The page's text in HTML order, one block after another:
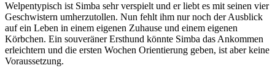
Welpentypisch ist Simba sehr verspielt und er liebt es mit seinen vier
Geschwistern umherzutollen. Nun fehlt ihm nur noch der Ausblick
auf ein Leben in einem eigenen Zuhause und einem eigenen
Körbchen. Ein souveräner Ersthund könnte Simba das Ankommen
erleichtern und die ersten Wochen Orientierung geben, ist aber keine
Voraussetzung.